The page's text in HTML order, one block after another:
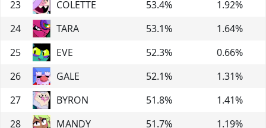
23 COLETTE 53.4% 1.92%
24
TARA 53.1% 1.64%
25
EVE 52.3% 0.66%
26
GALE 52.1% 1.31%
27
BYRON 51.8% 1.41%
28
MANDY 51.7% 1.19%